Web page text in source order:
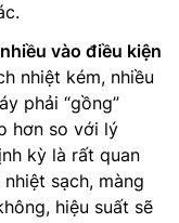
vào điều kiện
nhiệt kém, nhiều
phải “gồng”
hơn so với lý
kỳ là rất quan
sạch, màng
hiệu suất sẽ